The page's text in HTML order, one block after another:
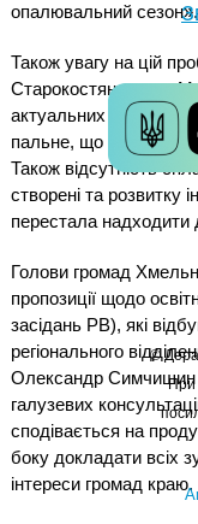
опалювальний сезон».
Також увагу на цій
Старокостянтинова
актуальних питань:
пальне, що зменшує
Також відсутність
створені та розвитку
перестала надходити
Голови громад
пропозиції щодо
засідань РВ), які
регіонального
Олександр Симчишин
галузевих
сподівається на
боку докладати всіх
інтереси громад краю.
©
При